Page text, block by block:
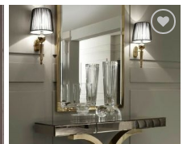
Add to
wishlist